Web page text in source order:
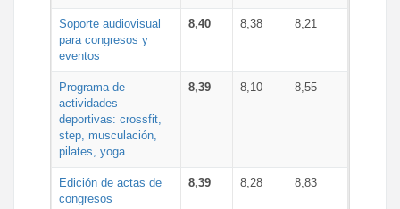
Soporte audiovisual
para congresos y
eventos
8,40 8,38 8,21
Programa de
actividades
deportivas: crossfit,
step, musculación,
pilates, yoga...
8,39 8,10 8,55
Edición de actas de
congresos
8,39 8,28 8,83